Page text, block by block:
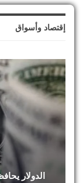
إقتصاد وأسواق
الدولار